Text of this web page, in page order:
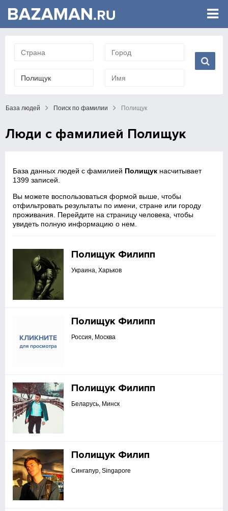
База людей Поиск по фамилии Полищук
Люди с фамилией Полищук
База данных людей с фамилией Полищук насчитывает
1399 записей.
Вы можете воспользоваться формой выше, чтобы
отфильтровать результаты по имени, стране или городу
проживания. Перейдите на страницу человека, чтобы
увидеть полную информацию о нем.
Полищук Филипп
Украина, Харьков
Полищук Филипп
Россия, Москва
Полищук Филипп
Беларусь, Минск
Полищук Филип
Сингапур, Singapore